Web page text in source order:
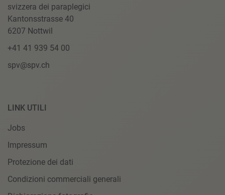
svizzera dei paraplegici
Kantonsstrasse 40
6207 Nottwil
+41 41 939 54 00
spv@spv.ch
LINK UTILI
Jobs
Impressum
Protezione dei dati
Condizioni commerciali generali